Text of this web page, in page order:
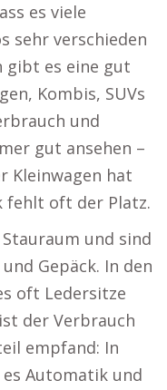
es viele
sehr verschieden
gibt es eine gut
Kombis, SUVs
und
gut ansehen –
Kleinwagen hat
fehlt oft der Platz.
und sind
Gepäck. In den
oft Ledersitze
der Verbrauch
empfand: In
Automatik und